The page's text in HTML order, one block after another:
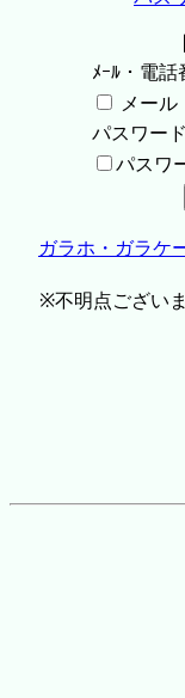
ﾒｰﾙ・電話
メー
パスワード
パスワ
ガラホ・ガラケ
※不明点ござい